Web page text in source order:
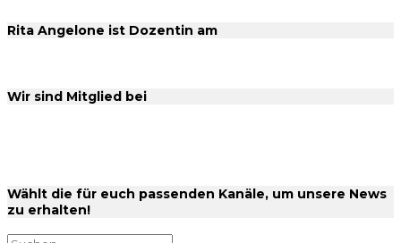
Rita Angelone ist Dozentin am
Wir sind Mitglied bei
Wählt die für euch passenden Kanäle, um unsere News
zu erhalten!